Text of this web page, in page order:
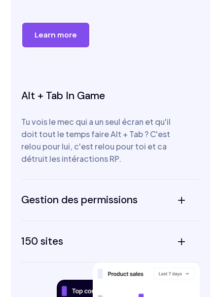
Learn more
Alt + Tab In Game
Tu vois le mec qui a un seul écran et qu'il
doit tout le temps faire Alt + Tab ? C'est
relou pour lui, c'est relou pour toi et ca
détruit les intéractions RP.
Gestion des permissions
150 sites